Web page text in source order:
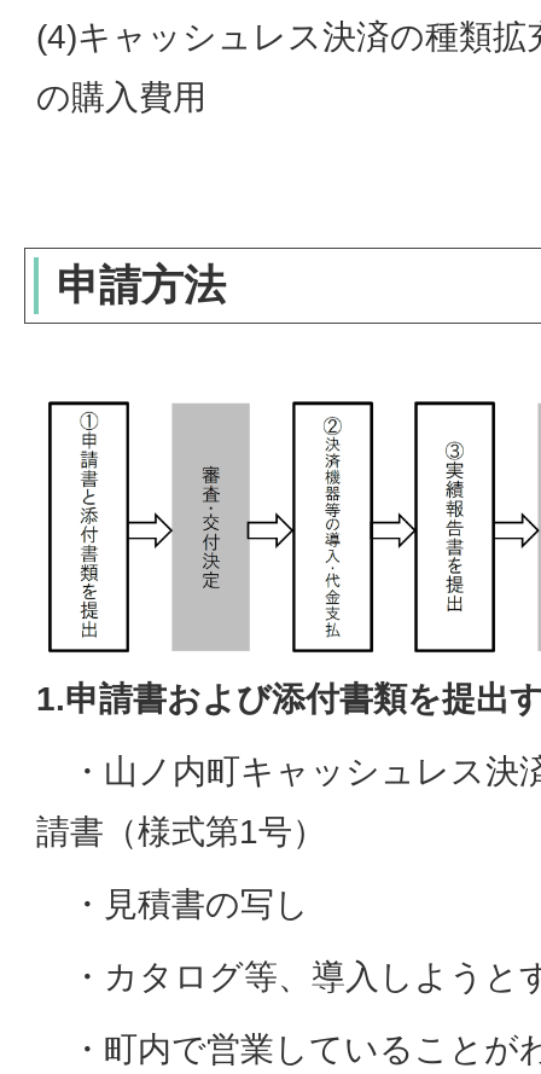
(4)キャッシュレス決済の種類拡
の購入費用
申請方法
1.申請書および添付書類を提出
・山ノ内町キャッシュレス決
請書（様式第1号）
・見積書の写し
・カタログ等、導入しようと
・町内で営業していることが